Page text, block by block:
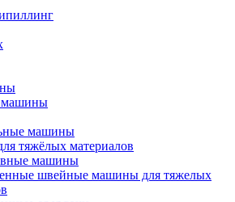
машины
тяжёлых материалов
машины
швейные машины для тяжелых